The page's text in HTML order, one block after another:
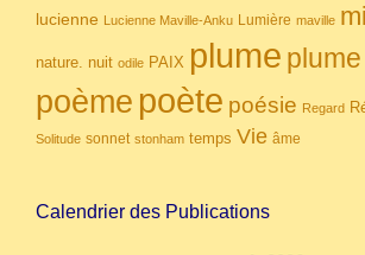
lucienne Lucienne Maville-Anku Lumière maville
nature. nuit odile PAIX plume
poème poète poésie Regard
Solitude sonnet stonham temps Vie âme
Calendrier des Publications